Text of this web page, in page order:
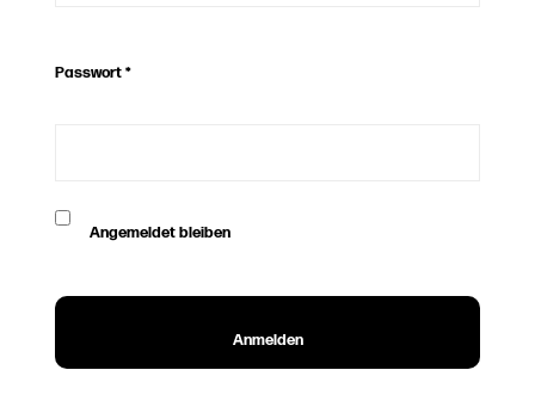
Passwort*
Angemeldet bleiben
Anmelden